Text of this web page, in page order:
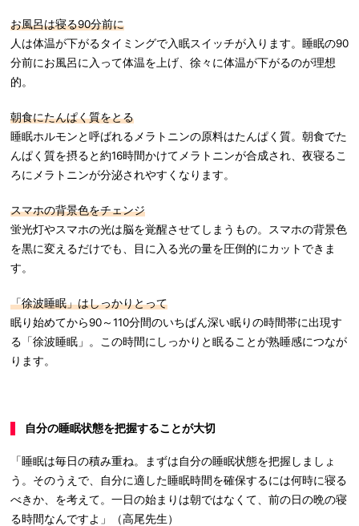
お風呂は寝る90分前に
人は体温が下がるタイミングで入眠スイッチが入ります。睡眠の90
分前にお風呂に入って体温を上げ、徐々に体温が下がるのが理想
的。
朝食にたんぱく質をとる
睡眠ホルモンと呼ばれるメラトニンの原料はたんぱく質。朝食でた
んぱく質を摂ると約16時間かけてメラトニンが合成され、夜寝るこ
ろにメラトニンが分泌されやすくなります。
スマホの背景色をチェンジ
蛍光灯やスマホの光は脳を覚醒させてしまうもの。スマホの背景色
を黒に変えるだけでも、目に入る光の量を圧倒的にカットできま
す。
「徐波睡眠」はしっかりとって
眠り始めてから90～110分間のいちばん深い眠りの時間帯に出現す
る「徐波睡眠」。この時間にしっかりと眠ることが熟睡感につなが
ります。
自分の睡眠状態を把握することが大切
「睡眠は毎日の積み重ね。まずは自分の睡眠状態を把握しましょ
う。そのうえで、自分に適した睡眠時間を確保するには何時に寝る
べきか、を考えて。一日の始まりは朝ではなくて、前の日の晩の寝
る時間なんですよ」（高尾先生）